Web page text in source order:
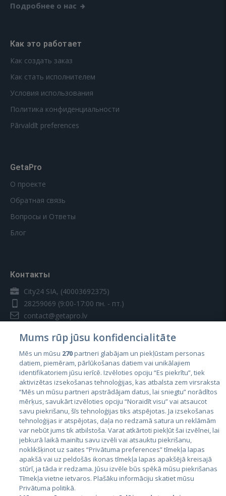
Подробнее о нас
Как это работает
Как создать заказ
Как стать исполнителем
Условия использования
Политика конфиденциальности
Pārvaldīt preferences
GetaPro
О проекте
Обратная связь
Вопросы и Ответы
Блог
Контакты
City24 SIA, (40003692375)
28259069 (9:00-17:00 пн. - пт.)
contact@getapro.lv
Страны
Эстония
Латвия
Литва
Mums rūp jūsu konfidencialitāte
Mēs un mūsu 270partneri glabājam un piekļūstam personas
datiem, piemēram, pārlūkošanas datiem vai unikālajiem
identifikatoriem jūsu ierīcē. Izvēloties opciju “Es piekrītu”, tiek
aktivizētas izsekošanas tehnoloģijas, kas atbalsta zem virsraksta
“Mēs un mūsu partneri apstrādājam datus, lai sniegtu” norādītos
mērķus, savukārt izvēloties opciju “Noraidīt visu” vai atsaucot
savu piekrišanu, šīs tehnoloģijas tiks atspējotas. Ja izsekošanas
tehnoloģijas ir atspējotas, daļa no redzamā satura un reklāmām
var nebūt jums tik atbilstoša. Varat atkārtoti piekļūt šai izvēlnei, lai
jebkurā laikā mainītu savu izvēli vai atsauktu piekrišanu,
noklikšķinot uz saites “Privātuma preferences” tīmekļa lapas
apakšā vai uz peldošās ikonas tīmekļa lapas apakšējā kreisajā
stūrī, ja tāda ir redzama. Jūsu izvēle būs spēkā mūsu piekrišanas
Tīmekļa vietne ietvaros. Plašāku informāciju skatiet mūsu
Privātuma politikā.